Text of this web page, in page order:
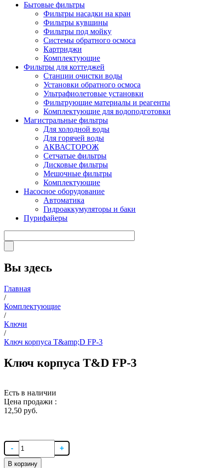
Бытовые фильтры
Фильтры насадки на кран
Фильтры кувшины
Фильтры под мойку
Системы обратного осмоса
Картриджи
Комплектующие
Фильтры для коттеджей
Станции очистки воды
Установки обратного осмоса
Ультрафиолетовые установки
Фильтрующие материалы и реагенты
Комплектующие для водоподготовки
Магистральные фильтры
Для холодной воды
Для горячей воды
АКВАСТОРОЖ
Сетчатые фильтры
Дисковые фильтры
Мешочные фильтры
Комплектующие
Насосное оборудование
Автоматика
Гидроаккумуляторы и баки
Пурифайеры
Вы здесь
Главная
/
Комплектующие
/
Ключи
/
Ключ корпуса T&amp;D FP-3
Ключ корпуса T&D FP-3
Есть в наличии
Цена продажи :
12,50 руб.
В корзину